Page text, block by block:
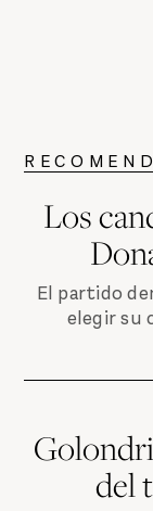
Los
El partido
elegir su
del